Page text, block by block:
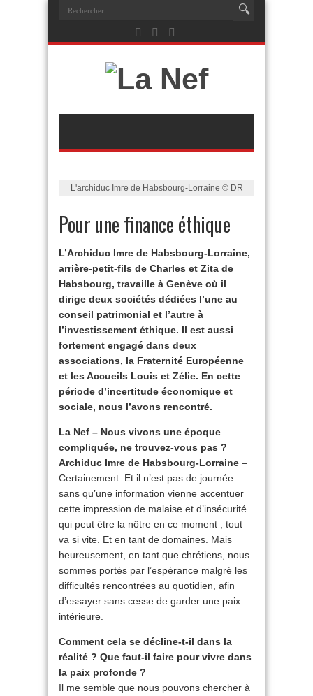
L'archiduc Imre de Habsbourg-Lorraine © DR
Pour une finance éthique
L’Archiduc Imre de Habsbourg-Lorraine,
arrière-petit-fils de Charles et Zita de
Habsbourg, travaille à Genève où il
dirige deux sociétés dédiées l’une au
conseil patrimonial et l’autre à
l’investissement éthique. Il est aussi
fortement engagé dans deux
associations, la Fraternité Européenne
et les Accueils Louis et Zélie. En cette
période d’incertitude économique et
sociale, nous l’avons rencontré.
La Nef – Nous vivons une époque
compliquée, ne trouvez-vous pas ?
Archiduc Imre de Habsbourg-Lorraine –
Certainement. Et il n’est pas de journée
sans qu’une information vienne accentuer
cette impression de malaise et d’insécurité
qui peut être la nôtre en ce moment ; tout
va si vite. Et en tant de domaines. Mais
heureusement, en tant que chrétiens, nous
sommes portés par l’espérance malgré les
difficultés rencontrées au quotidien, afin
d’essayer sans cesse de garder une paix
intérieure.
Comment cela se décline-t-il dans la
réalité ? Que faut-il faire pour vivre dans
la paix profonde ?
Il me semble que nous pouvons chercher à